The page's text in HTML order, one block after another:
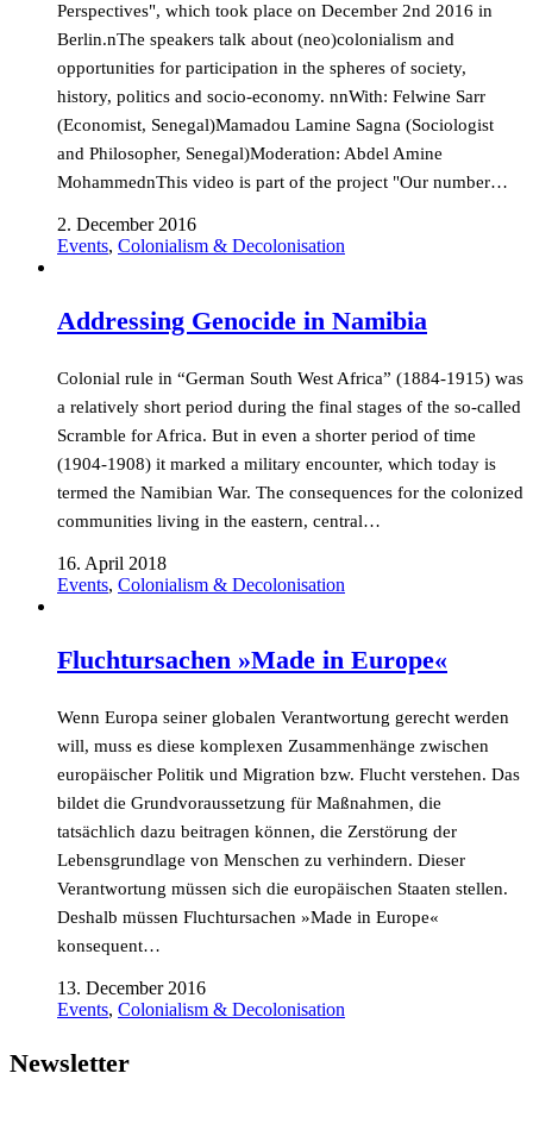
Perspectives", which took place on December 2nd 2016 in
Berlin.nThe speakers talk about (neo)colonialism and
opportunities for participation in the spheres of society,
history, politics and socio-economy. nnWith: Felwine Sarr
(Economist, Senegal)Mamadou Lamine Sagna (Sociologist
and Philosopher, Senegal)Moderation: Abdel Amine
MohammednThis video is part of the project "Our number…
2. December 2016
Events, Colonialism & Decolonisation
Addressing Genocide in Namibia
Colonial rule in “German South West Africa” (1884-1915) was
a relatively short period during the final stages of the so-called
Scramble for Africa. But in even a shorter period of time
(1904-1908) it marked a military encounter, which today is
termed the Namibian War. The consequences for the colonized
communities living in the eastern, central…
16. April 2018
Events, Colonialism & Decolonisation
Fluchtursachen »Made in Europe«
Wenn Europa seiner globalen Verantwortung gerecht werden
will, muss es diese komplexen Zusammenhänge zwischen
europäischer Politik und Migration bzw. Flucht verstehen. Das
bildet die Grundvoraussetzung für Maßnahmen, die
tatsächlich dazu beitragen können, die Zerstörung der
Lebensgrundlage von Menschen zu verhindern. Dieser
Verantwortung müssen sich die europäischen Staaten stellen.
Deshalb müssen Fluchtursachen »Made in Europe«
konsequent…
13. December 2016
Events, Colonialism & Decolonisation
Newsletter